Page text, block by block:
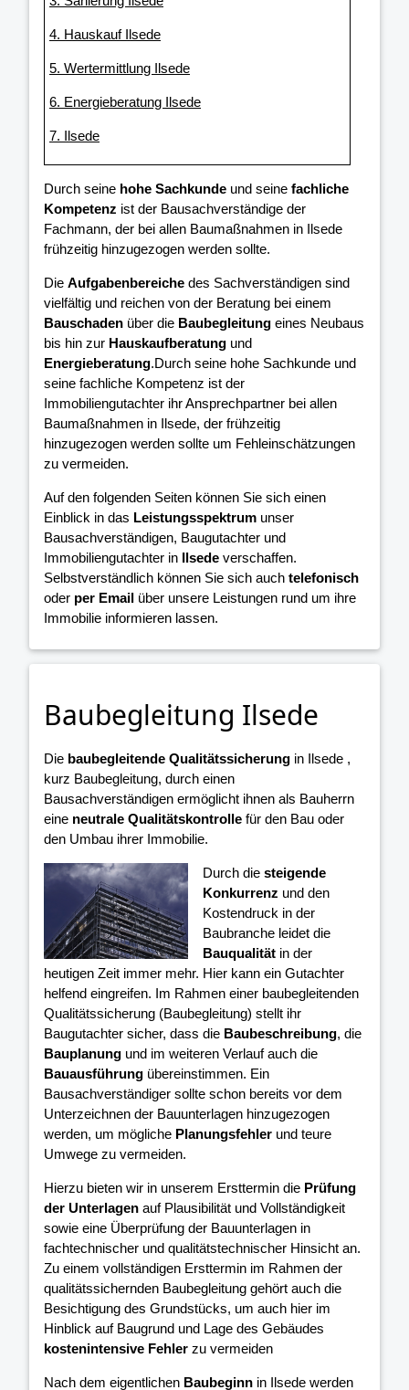
4. Hauskauf Ilsede
5. Wertermittlung Ilsede
6. Energieberatung Ilsede
7. Ilsede
Durch seine hohe Sachkunde und seine fachliche
Kompetenz ist der Bausachverständige der
Fachmann, der bei allen Baumaßnahmen in Ilsede
frühzeitig hinzugezogen werden sollte.
Die Aufgabenbereiche des Sachverständigen sind
vielfältig und reichen von der Beratung bei einem
Bauschaden über die Baubegleitung eines Neubaus
bis hin zur Hauskaufberatung und
Energieberatung.Durch seine hohe Sachkunde und
seine fachliche Kompetenz ist der
Immobiliengutachter ihr Ansprechpartner bei allen
Baumaßnahmen in Ilsede, der frühzeitig
hinzugezogen werden sollte um Fehleinschätzungen
zu vermeiden.
Auf den folgenden Seiten können Sie sich einen
Einblick in das Leistungsspektrum unser
Bausachverständigen, Baugutachter und
Immobiliengutachter in
Ilsede verschaffen.
Selbstverständlich können Sie sich auch telefonisch
oder per Email über unsere Leistungen rund um ihre
Immobilie informieren lassen.
Baubegleitung Ilsede
Die baubegleitende Qualitätssicherung in Ilsede ,
kurz Baubegleitung, durch einen
Bausachverständigen ermöglicht ihnen als Bauherrn
eine neutrale Qualitätskontrolle für den Bau oder
den Umbau ihrer Immobilie.
Durch diesteigende
Konkurrenz und den
Kostendruck in der
Baubranche leidet die
Bauqualität in der
heutigen Zeit immer mehr. Hier kann ein Gutachter
helfend eingreifen. Im Rahmen einer baubegleitenden
Qualitätssicherung (Baubegleitung) stellt ihr
Baugutachter sicher, dass die Baubeschreibung, die
Bauplanung und im weiteren Verlauf auch die
Bauausführung übereinstimmen. Ein
Bausachverständiger sollte schon bereits vor dem
Unterzeichnen der Bauunterlagen hinzugezogen
werden, um mögliche Planungsfehler und teure
Umwege zu vermeiden.
Hierzu bieten wir in unserem Ersttermin die Prüfung
der Unterlagen auf Plausibilität und Vollständigkeit
sowie eine Überprüfung der Bauunterlagen in
fachtechnischer und qualitätstechnischer Hinsicht an.
Zu einem vollständigen Ersttermin im Rahmen der
qualitätssichernden Baubegleitung gehört auch die
Besichtigung des Grundstücks, um auch hier im
Hinblick auf Baugrund und Lage des Gebäudes
kostenintensive Fehler zu vermeiden
Nach dem eigentlichen Baubeginn in Ilsede werden